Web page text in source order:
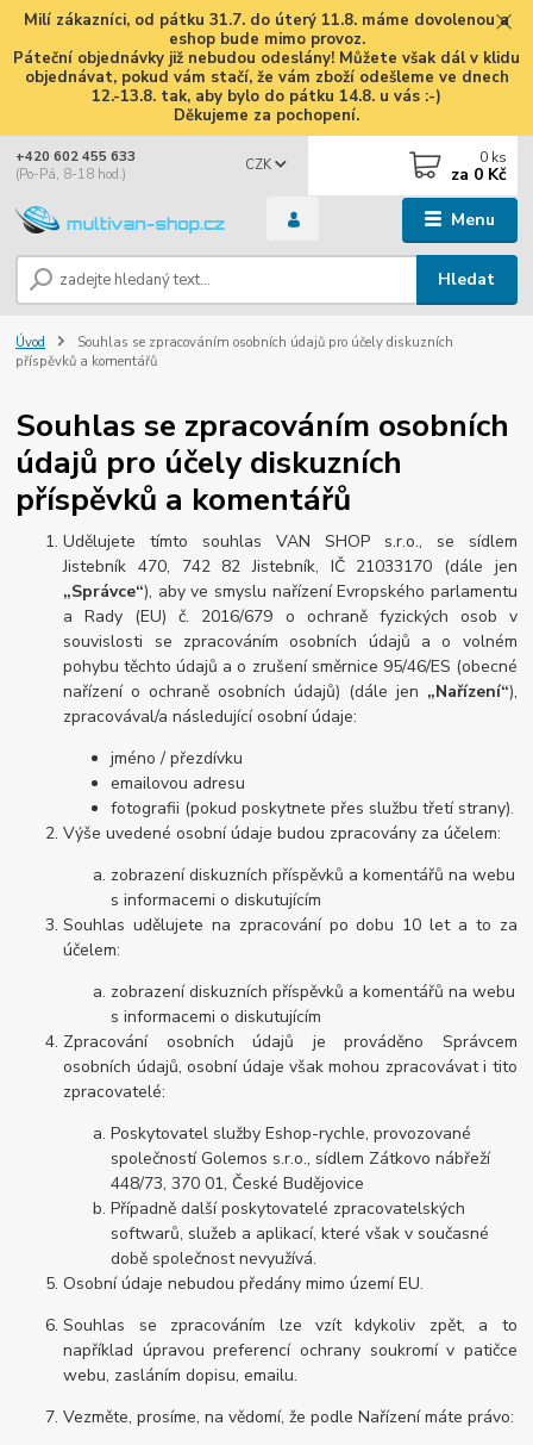
Milí zákazníci, od pátku 31.7. do úterý 11.8. máme dovolenou a
eshop bude mimo provoz.
Páteční objednávky již nebudou odeslány! Můžete však dál v klidu
objednávat, pokud vám stačí, že vám zboží odešleme ve dnech
12.-13.8. tak, aby bylo do pátku 14.8. u vás :-)
Děkujeme za pochopení.
Menu
CZK
Hledat
+420 602 455 633
(Po-Pá, 8-18 hod.)
0 ks
za 0 Kč
Úvod
Souhlas se zpracováním osobních údajů pro účely diskuzních
příspěvků a komentářů
Souhlas se zpracováním osobních
údajů pro účely diskuzních
příspěvků a komentářů
Udělujete tímto souhlas VAN SHOP s.r.o., se sídlem
Jistebník 470, 742 82 Jistebník, IČ 21033170 (dále jen
„Správce“), aby ve smyslu nařízení Evropského parlamentu
a Rady (EU) č. 2016/679 o ochraně fyzických osob v
souvislosti se zpracováním osobních údajů a o volném
pohybu těchto údajů a o zrušení směrnice 95/46/ES (obecné
nařízení o ochraně osobních údajů) (dále jen „Nařízení“),
zpracovával/a následující osobní údaje:
jméno / přezdívku
emailovou adresu
fotografii (pokud poskytnete přes službu třetí strany).
Výše uvedené osobní údaje budou zpracovány za účelem:
zobrazení diskuzních příspěvků a komentářů na webu
s informacemi o diskutujícím
Souhlas udělujete na zpracování po dobu 10 let a to za
účelem:
zobrazení diskuzních příspěvků a komentářů na webu
s informacemi o diskutujícím
Zpracování osobních údajů je prováděno Správcem
osobních údajů, osobní údaje však mohou zpracovávat i tito
zpracovatelé:
Poskytovatel služby Eshop-rychle, provozované
společností Golemos s.r.o., sídlem Zátkovo nábřeží
448/73, 370 01, České Budějovice
Případně další poskytovatelé zpracovatelských
softwarů, služeb a aplikací, které však v současné
době společnost nevyužívá.
Osobní údaje nebudou předány mimo území EU.
Souhlas se zpracováním lze vzít kdykoliv zpět, a to
například úpravou preferencí ochrany soukromí v patičce
webu, zasláním dopisu, emailu.
Vezměte, prosíme, na vědomí, že podle Nařízení máte právo: